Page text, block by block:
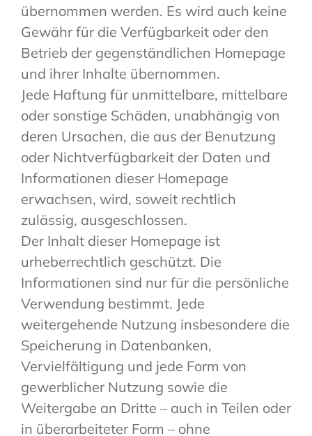
übernommen werden. Es wird auch keine
Gewähr für die Verfügbarkeit oder den
Betrieb der gegenständlichen Homepage
und ihrer Inhalte übernommen.
Jede Haftung für unmittelbare, mittelbare
oder sonstige Schäden, unabhängig von
deren Ursachen, die aus der Benutzung
oder Nichtverfügbarkeit der Daten und
Informationen dieser Homepage
erwachsen, wird, soweit rechtlich
zulässig, ausgeschlossen.
Der Inhalt dieser Homepage ist
urheberrechtlich geschützt. Die
Informationen sind nur für die persönliche
Verwendung bestimmt. Jede
weitergehende Nutzung insbesondere die
Speicherung in Datenbanken,
Vervielfältigung und jede Form von
gewerblicher Nutzung sowie die
Weitergabe an Dritte – auch in Teilen oder
in überarbeiteter Form – ohne